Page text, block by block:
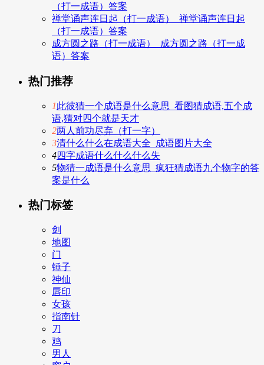
（打一成语）答案
禅堂诵声连日起（打一成语）_禅堂诵声连日起
（打一成语）答案
成方圆之路（打一成语）_成方圆之路（打一成
语）答案
热门推荐
1此彼猜一个成语是什么意思_看图猜成语,五个成
语,猜对四个就是天才
2两人前功尽弃（打一字）
3清什么什么在成语大全_成语图片大全
4四字成语什么什么什么失
5物猜一成语是什么意思_疯狂猜成语九个物字的答
案是什么
热门标签
剑
地图
门
锤子
神仙
唇印
女孩
指南针
刀
鸡
男人